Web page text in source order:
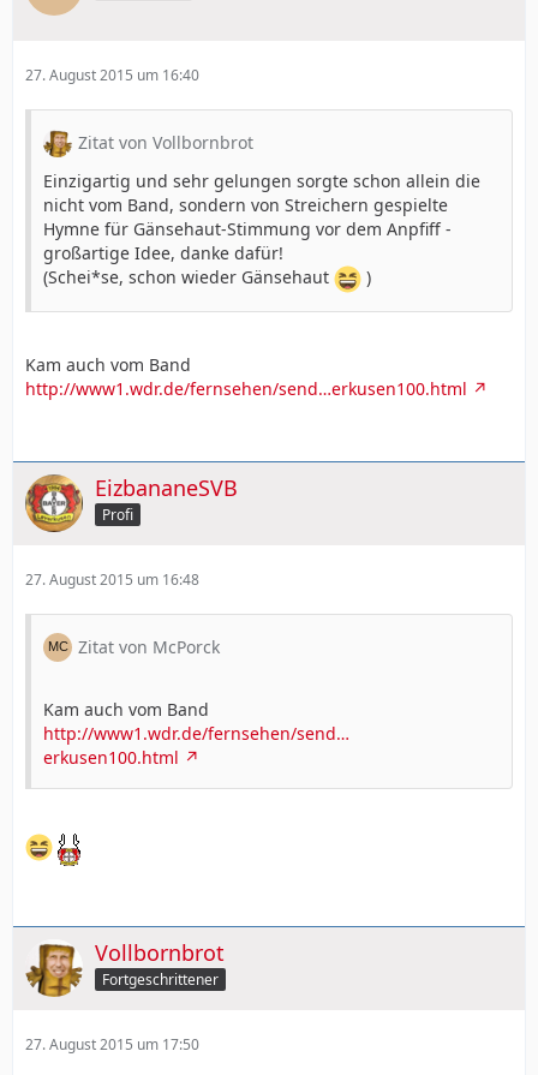
27. August 2015 um 16:40
Zitat von Vollbornbrot
Einzigartig und sehr gelungen sorgte schon allein die
nicht vom Band, sondern von Streichern gespielte
Hymne für Gänsehaut-Stimmung vor dem Anpfiff -
großartige Idee, danke dafür!
(Schei*se, schon wieder Gänsehaut
)
Kam auch vom Band
http://www1.wdr.de/fernsehen/send…erkusen100.html
EizbananeSVB
Profi
27. August 2015 um 16:48
Zitat von McPorck
Kam auch vom Band
http://www1.wdr.de/fernsehen/send…
erkusen100.html
Vollbornbrot
Fortgeschrittener
27. August 2015 um 17:50